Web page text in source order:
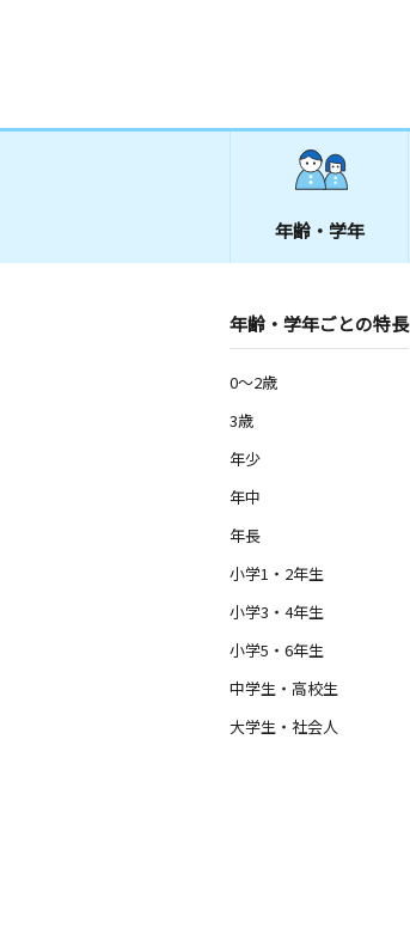
年齢・学年
年齢・学年ごとの特長
0～2歳
3歳
年少
年中
年長
小学1・2年生
小学3・4年生
小学5・6年生
中学生・高校生
大学生・社会人